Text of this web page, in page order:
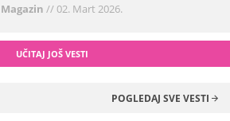
Magazin //02. Mart 2026.
UČITAJ JOŠ VESTI
POGLEDAJ SVE VESTI